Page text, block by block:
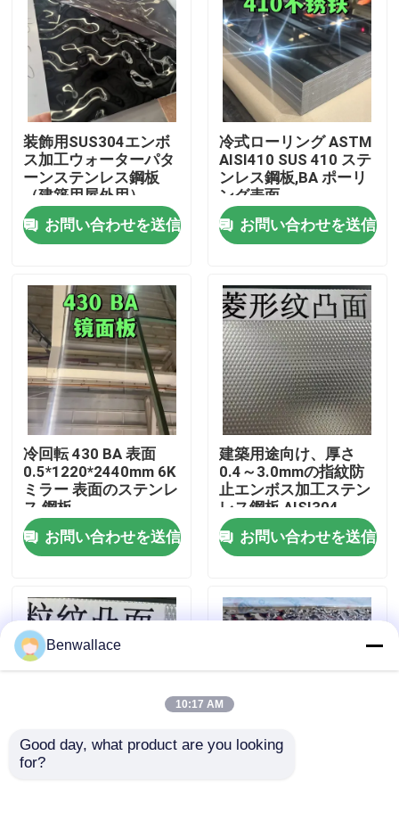
家へ
製品
ビデオ
わたしたち に つい て
工場ツアー
連絡 ください
事件
装飾用SUS304エンボ
ス加工ウォーターパタ
ーンステンレス鋼板
（建築用屋外用）
お問い合わせを送信
冷式ローリング ASTM
AISI410 SUS 410 ステ
ンレス鋼板,BA ポーリ
ング表面
0.8*1220*2440
お問い合わせを送信
冷回転 430 BA 表面
0.5*1220*2440mm 6K
ミラー 表面のステンレ
ス 鋼板
お問い合わせを送信
建築用途向け、厚さ
0.4～3.0mmの指紋防
止エンボス加工ステン
レス鋼板 AISI304
お問い合わせを送信
A
Benwallace
10:17 AM
Good day, what product are you looking
for?